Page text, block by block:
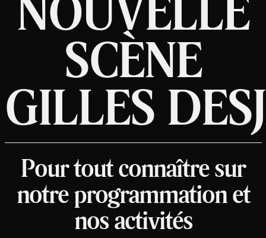
SCÈNE
GILLES
Pour tout connaître sur
notre programmation et
nos activités